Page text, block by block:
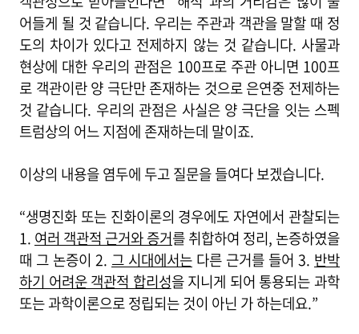
어들게 될 것 같습니다. 우리는 주관과 객관을 말할 때 정
도의 차이가 있다고 전제하지 않는 것 같습니다. 사물과
현상에 대한 우리의 관점은 100프로 주관 아니면 100프
로 객관이란 양 극단만 존재하는 것으로 은연중 전제하는
것 같습니다. 우리의 관점은 사실은 양 극단을 잇는 스펙
트럼상의 어느 지점에 존재하는데 말이죠.
이상의 내용을 염두에 두고 질문을 들여다 보겠습니다.
“생명진화 또는 진화이론의 경우에도 자연에서 관찰되는
1. 여러 객관적 근거와 증거를 취합하여 정리, 논증하였을
때 그 논증이 2. 그 시대에서는 다른 근거를 들어 3. 반박
하기 어려운 객관적 합리성을 지니게 되어 통용되는 과학
또는 과학이론으로 정립되는 것이 아닌 가 하는데요.”